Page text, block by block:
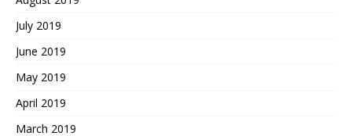
July 2019
June 2019
May 2019
April 2019
March 2019